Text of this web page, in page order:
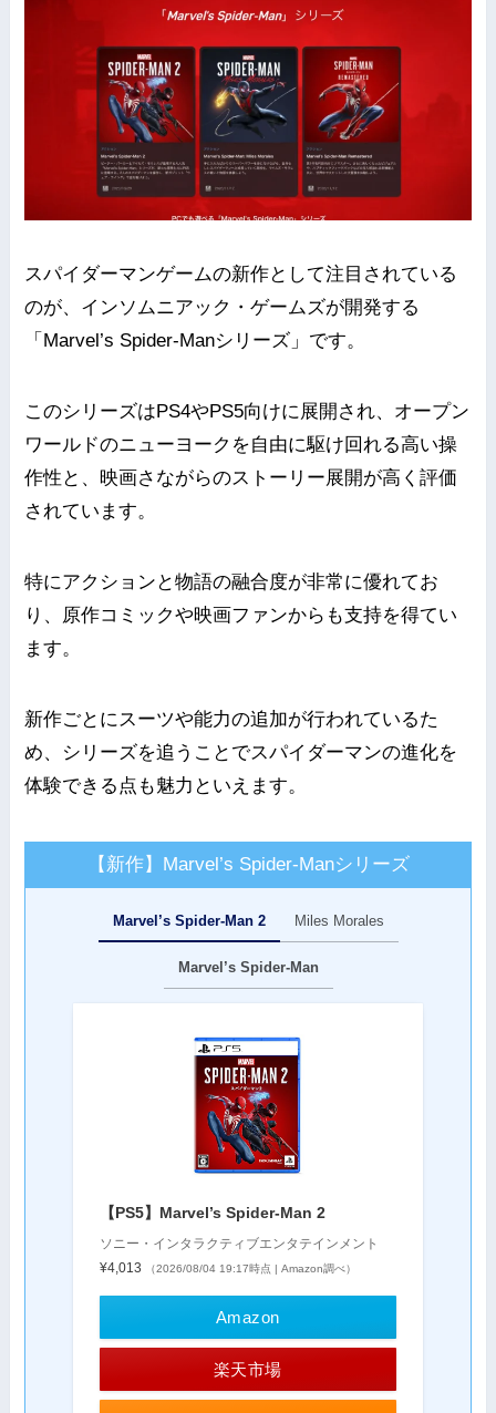
スパイダーマンゲームの新作として注目されている
のが、インソムニアック・ゲームズが開発する
「Marvel’s Spider-Manシリーズ」です。
このシリーズはPS4やPS5向けに展開され、オープン
ワールドのニューヨークを自由に駆け回れる高い操
作性と、映画さながらのストーリー展開が高く評価
されています。
特にアクションと物語の融合度が非常に優れてお
り、原作コミックや映画ファンからも支持を得てい
ます。
新作ごとにスーツや能力の追加が行われているた
め、シリーズを追うことでスパイダーマンの進化を
体験できる点も魅力といえます。
【新作】Marvel’s Spider-Manシリーズ
Marvel’s Spider-Man 2 Miles Morales
Marvel’s Spider-Man
【PS5】Marvel’s Spider-Man 2
ソニー・インタラクティブエンタテインメント
¥4,013
（2026/08/04 19:17時点 | Amazon調べ）
Amazon
楽天市場